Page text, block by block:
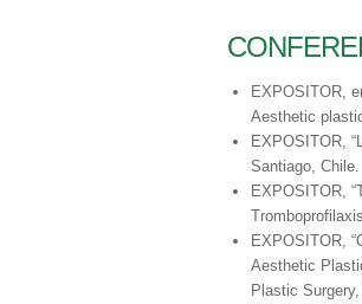
EXPOSITOR,
Aesthetic
EXPOSITOR,
Santiago, Chile.
EXPOSITOR,
EXPOSITOR,
Aesthetic
Plastic